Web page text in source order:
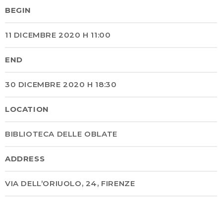
BEGIN
11 DICEMBRE 2020 H 11:00
END
30 DICEMBRE 2020 H 18:30
LOCATION
BIBLIOTECA DELLE OBLATE
ADDRESS
VIA DELL’ORIUOLO, 24, FIRENZE